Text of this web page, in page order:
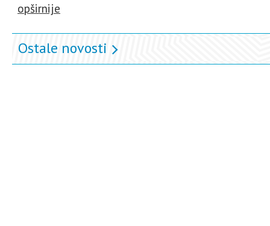
opširnije
Ostale novosti